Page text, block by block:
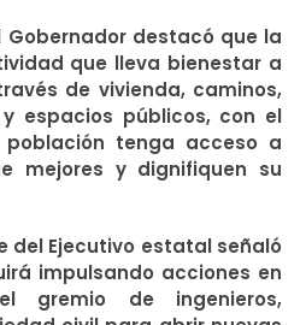
Gobernador destacó que la
que lleva bienestar a
de vivienda, caminos,
espacios públicos, con el
tenga acceso a
mejores y dignifiquen su
del Ejecutivo estatal señaló
impulsando acciones en
gremio de ingenieros,